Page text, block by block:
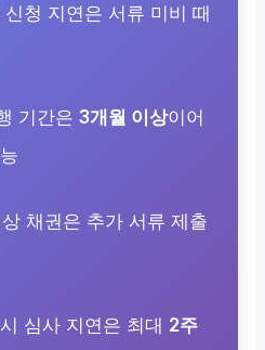
신청 지연은 서류 미비 때
기간은 3개월 이상이어
채권은 추가 서류 제출
심사 지연은 최대 2주